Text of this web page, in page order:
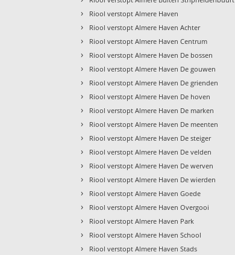
› Riool verstopt Almere Haven
› Riool verstopt Almere Haven Achter
› Riool verstopt Almere Haven Centrum
› Riool verstopt Almere Haven De bossen
› Riool verstopt Almere Haven De gouwen
› Riool verstopt Almere Haven De grienden
› Riool verstopt Almere Haven De hoven
› Riool verstopt Almere Haven De marken
› Riool verstopt Almere Haven De meenten
› Riool verstopt Almere Haven De steiger
› Riool verstopt Almere Haven De velden
› Riool verstopt Almere Haven De werven
› Riool verstopt Almere Haven De wierden
› Riool verstopt Almere Haven Goede
› Riool verstopt Almere Haven Overgooi
› Riool verstopt Almere Haven Park
› Riool verstopt Almere Haven School
› Riool verstopt Almere Haven Stads